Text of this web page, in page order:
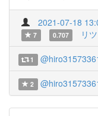
2021-07-18
7
0.707 リ
1
2